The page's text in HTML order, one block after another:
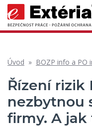
Úvod » BOZP info a PO
Řízení rizik
nezbytnou
firmy. A jak